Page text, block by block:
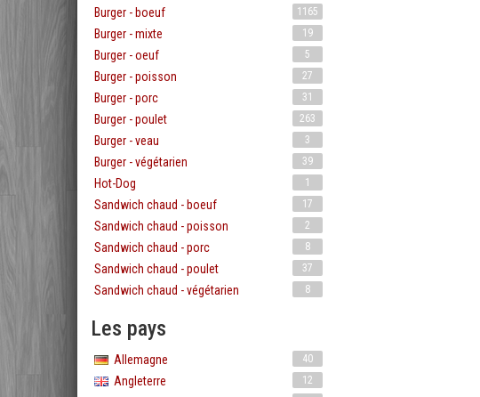
1165
Burger - boeuf
19
Burger - mixte
5
Burger - oeuf
27
Burger - poisson
31
Burger - porc
263
Burger - poulet
3
Burger - veau
39
Burger - végétarien
1
Hot-Dog
17
Sandwich chaud - boeuf
2
Sandwich chaud - poisson
8
Sandwich chaud - porc
37
Sandwich chaud - poulet
8
Sandwich chaud - végétarien
Les pays
40
Allemagne
12
Angleterre